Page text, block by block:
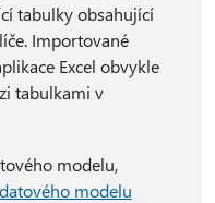
tabulky obsahující
Importované
Excel obvykle
tabulkami v
modelu,
modelu